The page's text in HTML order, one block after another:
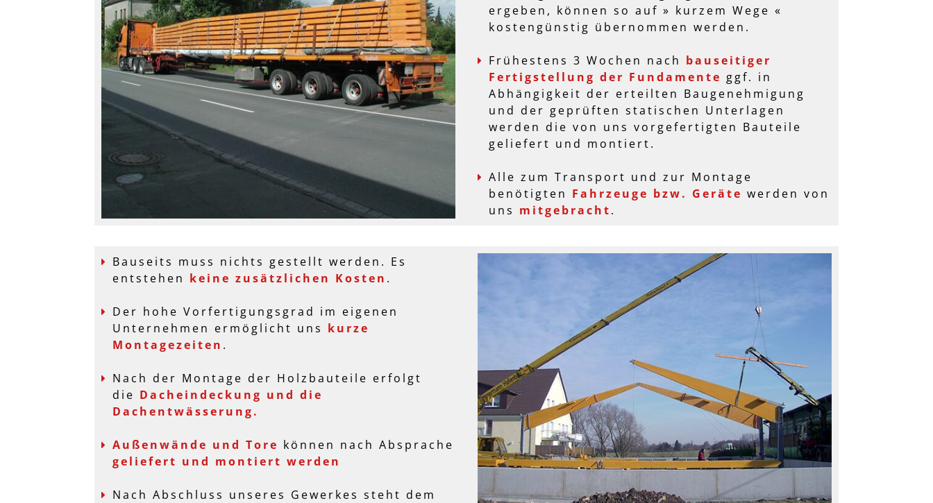
ergeben, können so auf » kurzem Wege «
kostengünstig übernommen werden.
Frühestens 3 Wochen nach bauseitiger
Fertigstellung der Fundamente ggf. in
Abhängigkeit der erteilten Baugenehmigung
und der geprüften statischen Unterlagen
werden die von uns vorgefertigten Bauteile
geliefert und montiert.
Alle zum Transport und zur Montage
benötigten Fahrzeuge bzw. Geräte werden von
uns mitgebracht.
Bauseits muss nichts gestellt werden. Es
entstehen keine zusätzlichen Kosten .
Der hohe Vorfertigungsgrad im eigenen
Unternehmen ermöglicht uns kurze
Montagezeiten .
Nach der Montage der Holzbauteile erfolgt
die Dacheindeckung und die
Dachentwässerung.
Außenwände und Tore können nach Absprache
geliefert und montiert werden
Nach Abschluss unseres Gewerkes steht dem